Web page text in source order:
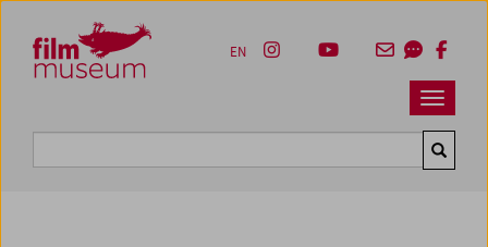
Zum Inhalt
Zum Hauptmenü
Zur Servicenavigation
Zum Suche
Navbar
EN